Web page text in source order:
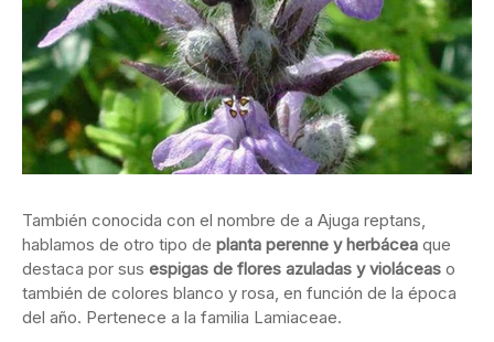
También conocida con el nombre de a Ajuga reptans,
hablamos de otro tipo de planta perenne y herbácea que
destaca por sus espigas de flores azuladas y violáceas o
también de colores blanco y rosa, en función de la época
del año. Pertenece a la familia Lamiaceae.